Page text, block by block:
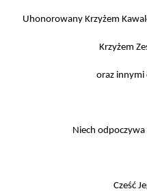
Uhonorowany Krzyżem
Krzyżem
oraz innymi
Niech
Cześć